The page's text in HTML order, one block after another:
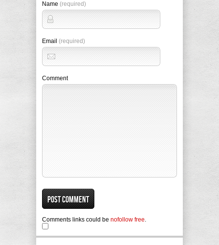
Name (required)
Email (required)
Comment
Comments links could be nofollow free.